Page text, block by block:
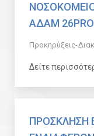
ΑΔΑΜ
Προκηρύξεις-
Δείτε
ΠΡΟΣΚΛΗΣΗ